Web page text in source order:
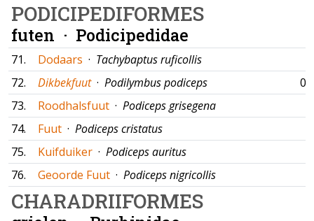
PODICIPEDIFORMES
futen · Podicipedidae
71. Dodaars · Tachybaptus ruficollis
72.
Dikbekfuut · Podilymbus podiceps
73.
Roodhalsfuut · Podiceps grisegena
74.
Fuut · Podiceps cristatus
75.
Kuifduiker · Podiceps auritus
76.
Geoorde Fuut · Podiceps nigricollis
CHARADRIIFORMES